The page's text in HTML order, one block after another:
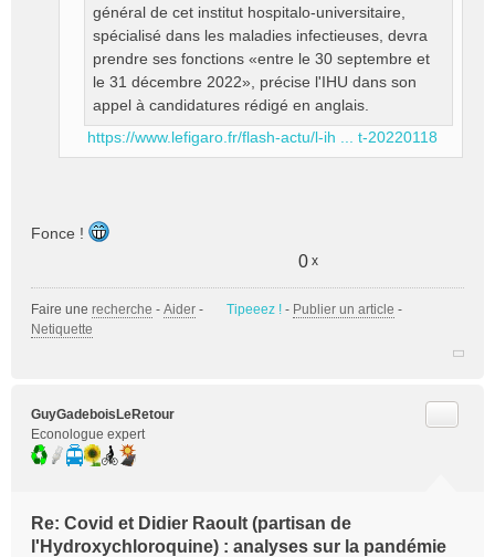
général de cet institut hospitalo-universitaire,
spécialisé dans les maladies infectieuses, devra
prendre ses fonctions «entre le 30 septembre et
le 31 décembre 2022», précise l'IHU dans son
appel à candidatures rédigé en anglais.
https://www.lefigaro.fr/flash-actu/l-ih ... t-20220118
Fonce !
0 x
Faire une recherche - Aider - Tipeeez ! - Publier un article -
Netiquette
GuyGadeboisLeRetour
Econologue expert
Re: Covid et Didier Raoult (partisan de
l'Hydroxychloroquine) : analyses sur la pandémie